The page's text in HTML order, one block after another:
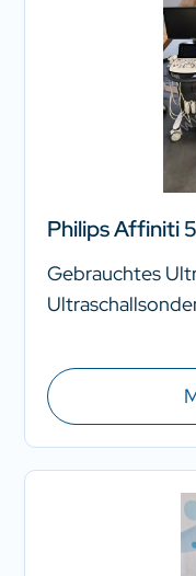
Philips Affiniti
Gebrauchtes